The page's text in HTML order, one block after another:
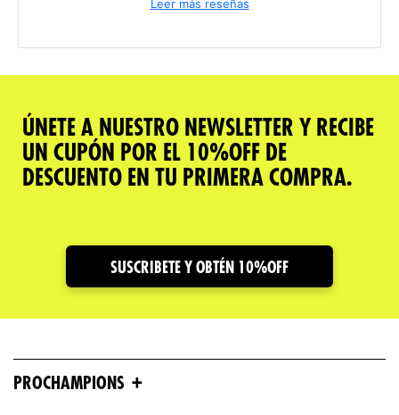
Leer más reseñas
ÚNETE A NUESTRO NEWSLETTER Y RECIBE
UN CUPÓN POR EL 10%OFF DE
DESCUENTO EN TU PRIMERA COMPRA.
SUSCRIBETE Y OBTÉN 10%OFF
PROCHAMPIONS +